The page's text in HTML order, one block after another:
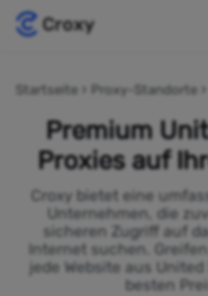
Startseite Proxy-Standorte
Premium
Proxies auf
Croxy bietet eine
Unternehmen, die
sicheren Zugriff auf
Internet suchen.
jede Website aus
besten